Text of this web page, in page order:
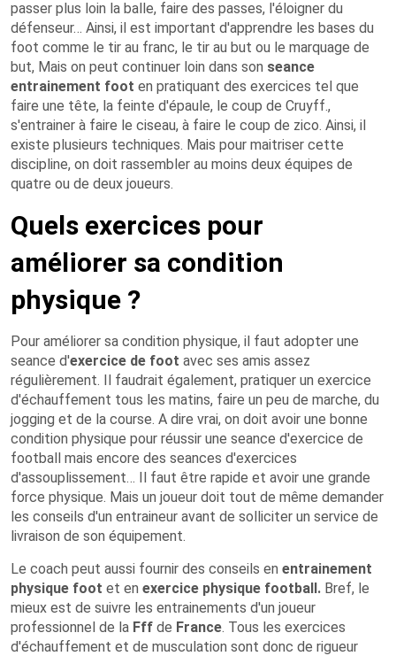
passer plus loin la balle, faire des passes, l'éloigner du
défenseur… Ainsi, il est important d'apprendre les bases du
foot comme le tir au franc, le tir au but ou le marquage de
but, Mais on peut continuer loin dans son seance
entrainement foot en pratiquant des exercices tel que
faire une tête, la feinte d'épaule, le coup de Cruyff.,
s'entrainer à faire le ciseau, à faire le coup de zico. Ainsi, il
existe plusieurs techniques. Mais pour maitriser cette
discipline, on doit rassembler au moins deux équipes de
quatre ou de deux joueurs.
Quels exercices pour
améliorer sa condition
physique ?
Pour améliorer sa condition physique, il faut adopter une
seance d'exercice de foot avec ses amis assez
régulièrement. Il faudrait également, pratiquer un exercice
d'échauffement tous les matins, faire un peu de marche, du
jogging et de la course. A dire vrai, on doit avoir une bonne
condition physique pour réussir une seance d'exercice de
football mais encore des seances d'exercices
d'assouplissement… Il faut être rapide et avoir une grande
force physique. Mais un joueur doit tout de même demander
les conseils d'un entraineur avant de solliciter un service de
livraison de son équipement.
Le coach peut aussi fournir des conseils en entrainement
physique foot et en exercice physique football. Bref, le
mieux est de suivre les entrainements d'un joueur
professionnel de la Fff de France. Tous les exercices
d'échauffement et de musculation sont donc de rigueur